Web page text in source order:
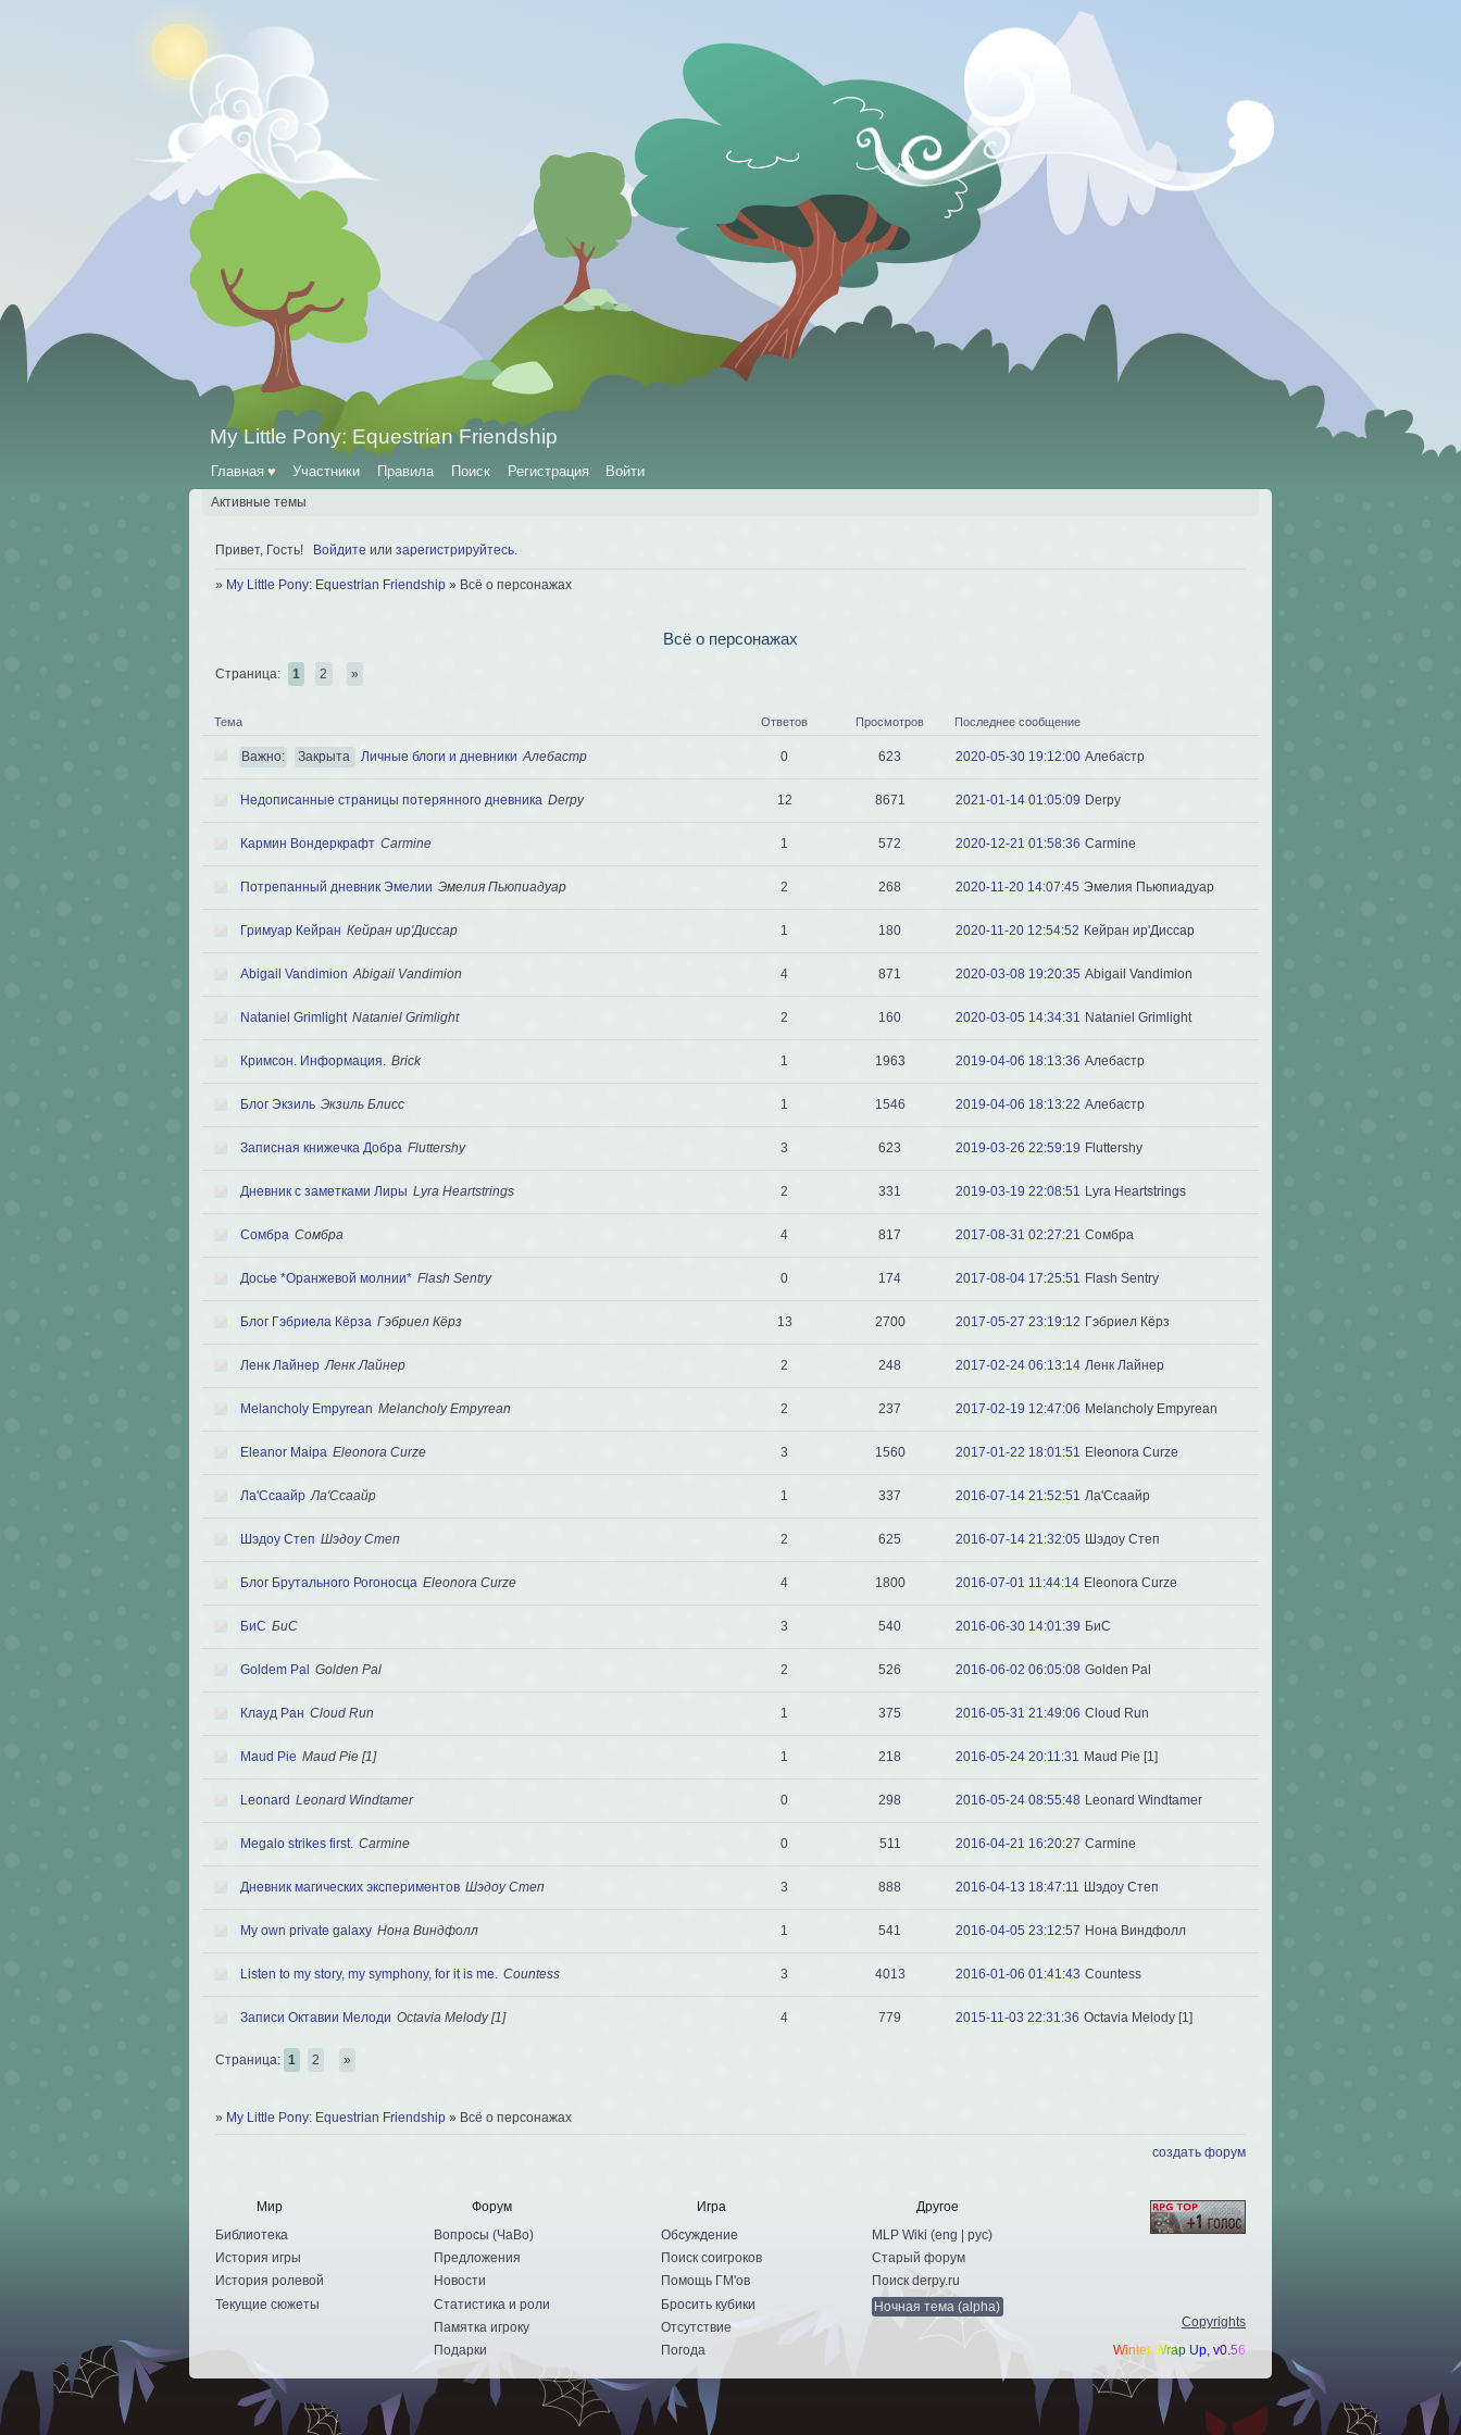
My Little Pony: Equestrian Friendship
Главная ♥ Участники Правила Поиск Регистрация Войти
Активные темы
Привет, Гость! Войдите или зарегистрируйтесь
» My Little Pony: Equestrian Friendship » Всё о персонажах
Всё о персонажах
Страница: 1 2 »
Тема Ответов Просмотров Последнее сообщение
Важно: Закрыта Личные блоги и дневники Алебастр 0 623 2020-05-30 19:12:00 Алебастр
Недописанные страницы потерянного дневника Derpy 12 8671 2021-01-14 01:05:09 Derpy
Кармин Вондеркрафт Carmine 1 572 2020-12-21 01:58:36 Carmine
Потрепанный дневник Эмелии Эмелия Пьюпиадуар 2 268 2020-11-20 14:07:45 Эмелия Пьюпиадуар
Гримуар Кейран Кейран ир'Диссар 1 180 2020-11-20 12:54:52 Кейран ир'Диссар
Abigail Vandimion Abigail Vandimion 4 871 2020-03-08 19:20:35 Abigail Vandimion
Nataniel Grimlight Nataniel Grimlight 2 160 2020-03-05 14:34:31 Nataniel Grimlight
Кримсон. Информация. Brick 1 1963 2019-04-06 18:13:36 Алебастр
Блог Экзиль Экзиль Блисс 1 1546 2019-04-06 18:13:22 Алебастр
Записная книжечка Добра Fluttershy 3 623 2019-03-26 22:59:19 Fluttershy
Дневник с заметками Лиры Lyra Heartstrings 2 331 2019-03-19 22:08:51 Lyra Heartstrings
Сомбра Сомбра 4 817 2017-08-31 02:27:21 Сомбра
Досье *Оранжевой молнии* Flash Sentry 0 174 2017-08-04 17:25:51 Flash Sentry
Блог Гэбриела Кёрза Гэбриел Кёрз 13 2700 2017-05-27 23:19:12 Гэбриел Кёрз
Ленк Лайнер Ленк Лайнер 2 248 2017-02-24 06:13:14 Ленк Лайнер
Melancholy Empyrean Melancholy Empyrean 2 237 2017-02-19 12:47:06 Melancholy Empyrean
Eleanor Maipa Eleonora Curze 3 1560 2017-01-22 18:01:51 Eleonora Curze
Ла'Ссаайр Ла'Ссаайр 1 337 2016-07-14 21:52:51 Ла'Ссаайр
Шэдоу Степ Шэдоу Степ 2 625 2016-07-14 21:32:05 Шэдоу Степ
Блог Брутального Рогоносца Eleonora Curze 4 1800 2016-07-01 11:44:14 Eleonora Curze
БиС БиС 3 540 2016-06-30 14:01:39 БиС
Goldem Pal Golden Pal 2 526 2016-06-02 06:05:08 Golden Pal
Клауд Ран Cloud Run 1 375 2016-05-31 21:49:06 Cloud Run
Maud Pie Maud Pie [1] 1 218 2016-05-24 20:11:31 Maud Pie [1]
Leonard Leonard Windtamer 0 298 2016-05-24 08:55:48 Leonard Windtamer
Megalo strikes first. Carmine 0 511 2016-04-21 16:20:27 Carmine
Дневник магических экспериментов Шэдоу Степ 3 888 2016-04-13 18:47:11 Шэдоу Степ
My own private galaxy Нона Виндфолл 1 541 2016-04-05 23:12:57 Нона Виндфолл
Listen to my story, my symphony, for it is me. Сountess 3 4013 2016-01-06 01:41:43 Сountess
Записи Октавии Мелоди Octavia Melody [1] 4 779 2015-11-03 22:31:36 Octavia Melody [1]
Страница: 1 2 »
» My Little Pony: Equestrian Friendship » Всё о персонажах
создать форум
Мир
Библиотека
История игры
История ролевой
Текущие сюжеты
Форум
Вопросы (ЧаВо)
Предложения
Новости
Статистика и роли
Памятка игроку
Подарки
Игра
Обсуждение
Поиск соигроков
Помощь ГМ'ов
Бросить кубики
Отсутствие
Погода
Другое
MLP Wiki (eng рус)
Старый форум
Поиск derpy.ru
Ночная тема (alpha)
Copyrights
Winter Wrap Up, v0.56